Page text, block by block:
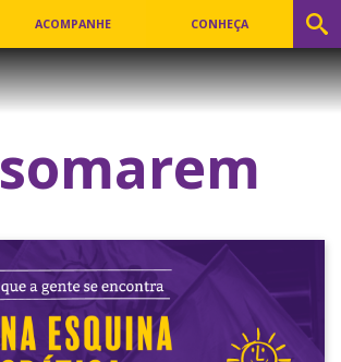
ACOMPANHE CONHEÇA
somarem